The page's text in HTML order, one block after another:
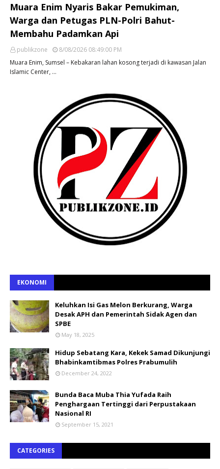
Muara Enim Nyaris Bakar Pemukiman,
Warga dan Petugas PLN-Polri Bahut-
Membahu Padamkan Api
publikzone
8/08/2026 08:49:00 PM
Muara Enim, Sumsel – Kebakaran lahan kosong terjadi di kawasan Jalan
Islamic Center, …
EKONOMI
Keluhkan Isi Gas Melon Berkurang, Warga
Desak APH dan Pemerintah Sidak Agen dan
SPBE
May 18, 2025
Hidup Sebatang Kara, Kekek Samad Dikunjungi
Bhabinkamtibmas Polres Prabumulih
December 24, 2022
Bunda Baca Muba Thia Yufada Raih
Penghargaan Tertinggi dari Perpustakaan
Nasional RI
September 15, 2021
CATEGORIES